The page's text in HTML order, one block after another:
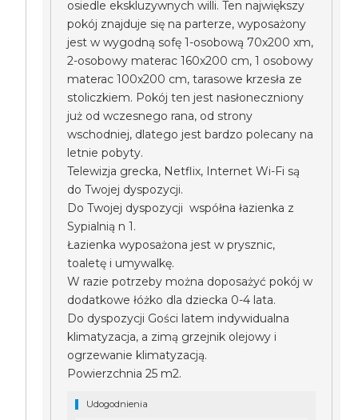
osiedle ekskluzywnych willi. Ten największy
pokój znajduje się na parterze, wyposażony
jest w wygodną sofę 1-osobową 70x200 xm,
2-osobowy materac 160x200 cm, 1 osobowy
materac 100x200 cm, tarasowe krzesła ze
stoliczkiem. Pokój ten jest nasłoneczniony
już od wczesnego rana, od strony
wschodniej, dlatego jest bardzo polecany na
letnie pobyty.
Telewizja grecka, Netflix, Internet Wi-Fi są
do Twojej dyspozycji.
Do Twojej dyspozycji współna łazienka z
Sypialnią n 1.
Łazienka wyposażona jest w prysznic,
toaletę i umywalkę.
W razie potrzeby można doposażyć pokój w
dodatkowe łóżko dla dziecka 0-4 lata.
Do dyspozycji Gości latem indywidualna
klimatyzacja, a zimą grzejnik olejowy i
ogrzewanie klimatyzacją.
Powierzchnia 25 m2.
Udogodnienia